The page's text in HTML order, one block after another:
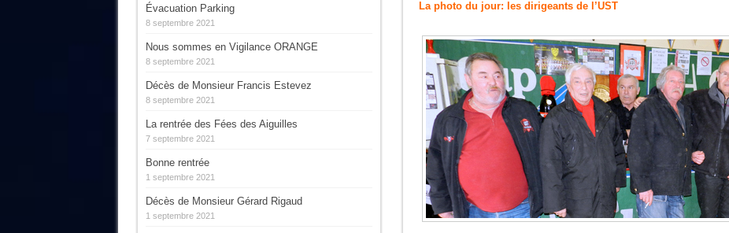
La photo du jour: les dirigeants de l’UST
Évacuation Parking
8 septembre 2021
Nous sommes en Vigilance ORANGE
8 septembre 2021
Décès de Monsieur Francis Estevez
8 septembre 2021
La rentrée des Fées des Aiguilles
7 septembre 2021
Bonne rentrée
1 septembre 2021
Décès de Monsieur Gérard Rigaud
1 septembre 2021